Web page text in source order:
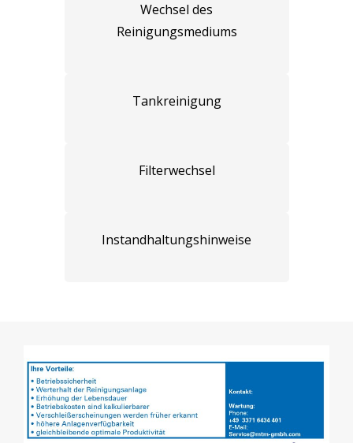
Wechsel des
Reinigungsmediums
Tankreinigung
Filterwechsel
Instandhaltungshinweise